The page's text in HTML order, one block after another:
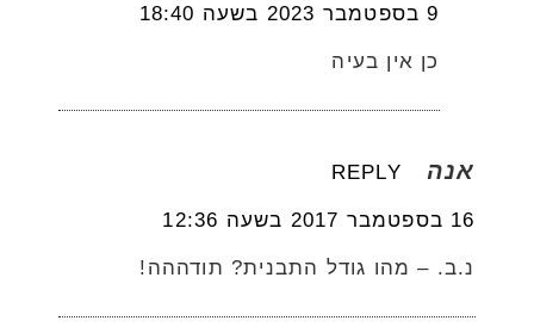
9 בספטמבר 2023 בשעה 18:40
כן אין בעיה
אנה REPLY
16 בספטמבר 2017 בשעה 12:36
נ.ב. – מהו גודל התבנית? תודההה!